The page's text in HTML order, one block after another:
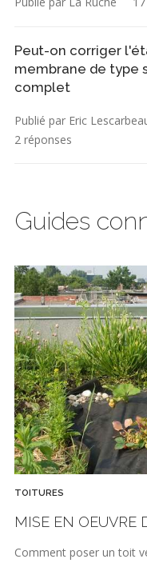
Peut-on corriger
membrane de type
complet
Publié par Eric
2 réponses
Guides
TOITURES
MISE EN OEUVRE
Comment poser un toit